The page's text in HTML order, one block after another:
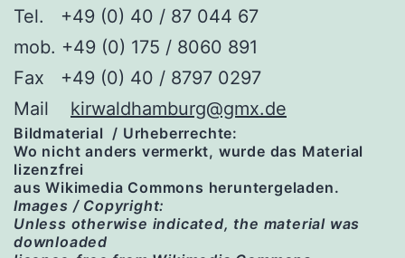
Tel. +49 (0) 40 / 87 044 67
mob. +49 (0) 175 / 8060 891
Fax +49 (0) 40 / 8797 0297
Mail kirwaldhamburg@gmx.de
Bildmaterial / Urheberrechte:
Wo nicht anders vermerkt, wurde das Material
lizenzfrei
aus Wikimedia Commons heruntergeladen.
Images / Copyright:
Unless otherwise indicated, the material was
downloaded